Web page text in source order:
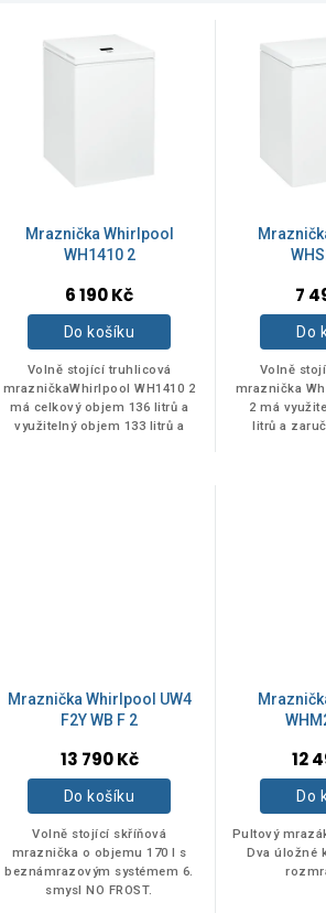
Mraznička Whirlpool
WH1410 2
6 190 Kč
Do košíku
Volně stojící truhlicová
mrazničkaWhirlpool WH1410 2
má celkový objem 136 litrů a
využitelný objem 133 litrů a
7
Do
Volně
mraznička
2 má
litrů a
Mraznička Whirlpool UW4
F2Y WB F 2
13 790 Kč
Do košíku
Volně stojící skříňová
mraznička o objemu 170 l s
beznámrazovým systémem 6.
smysl NO FROST.
12
Do
Pultový
Dva úložné